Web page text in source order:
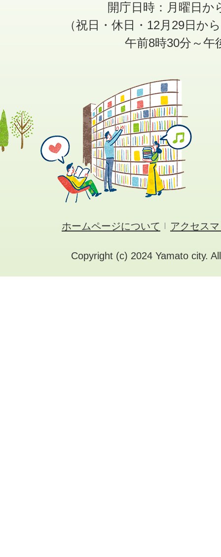
開庁日時：月曜日か
（祝日・休日・12月29日か
午前8時30分～午
ホームページについて アクセス
Copyright (c) 2024 Yamato city.